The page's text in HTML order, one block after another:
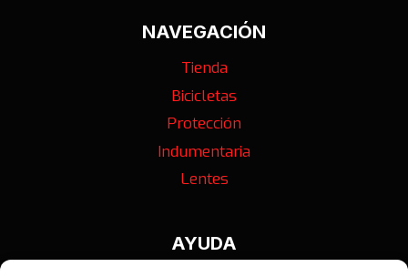
NAVEGACIÓN
Tienda
Bicicletas
Protección
Indumentaria
Lentes
AYUDA